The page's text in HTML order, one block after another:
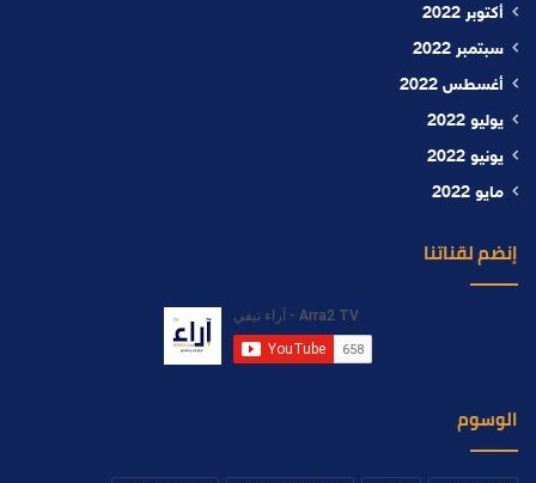
أكتوبر 2022
سبتمبر 2022
أغسطس 2022
يوليو 2022
يونيو 2022
مايو 2022
إنضم لقناتنا
الوسوم